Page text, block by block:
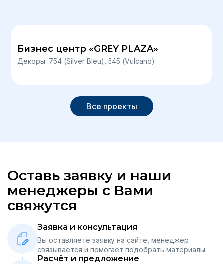
Бизнес центр «GREY PLAZA»
Декоры: 754 (Silver Bleu), 545 (Vulcano)
Все проекты
Оставь заявку и наши
менеджеры с Вами
свяжутся
Заявка и консультация
Вы оставляете заявку на сайте, менеджер
связывается и помогает подобрать материалы.
Расчёт и предложение